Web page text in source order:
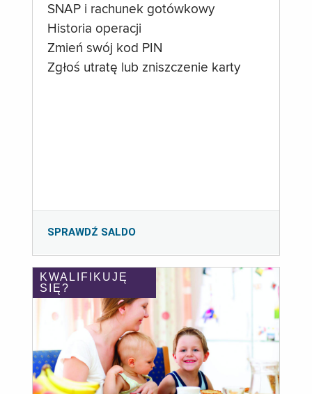
SNAP i rachunek gotówkowy
Historia operacji
Zmień swój kod PIN
Zgłoś utratę lub zniszczenie karty
SPRAWDŹ SALDO
KWALIFIKUJĘ
SIĘ?